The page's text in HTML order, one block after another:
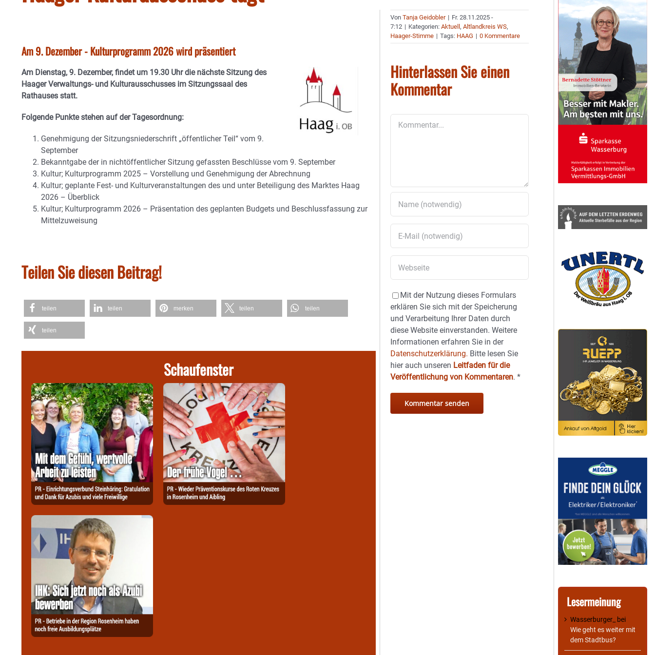
Am 9. Dezember - Kulturprogramm 2026 wird präsentiert
Am Dienstag, 9. Dezember, findet um 19.30 Uhr die nächste Sitzung des
Haager Verwaltungs- und Kulturausschusses im Sitzungssaal des
Rathauses statt.
Folgende Punkte stehen auf der Tagesordnung:
Genehmigung der Sitzungsniederschrift „öffentlicher Teil“ vom 9.
September
Bekanntgabe der in nichtöffentlicher Sitzung gefassten Beschlüsse vom 9. September
Kultur; Kulturprogramm 2025 – Vorstellung und Genehmigung der Abrechnung
Kultur; geplante Fest- und Kulturveranstaltungen des und unter Beteiligung des Marktes Haag
2026 – Überblick
Kultur; Kulturprogramm 2026 – Präsentation des geplanten Budgets und Beschlussfassung zur
Mittelzuweisung
Teilen Sie diesen Beitrag!
teilen teilen merken teilen teilen
teilen
Schaufenster
VonTanja Geidobler | Fr. 28.11.2025 -
7:12 | Kategorien:Aktuell,Altlandkreis WS,
Haager-Stimme | Tags: HAAG | 0 Kommentare
Hinterlassen Sie einen
Kommentar
Mit der Nutzung dieses Formulars
erklären Sie sich mit der Speicherung
und Verarbeitung Ihrer Daten durch
diese Website einverstanden. Weitere
Informationen erfahren Sie in der
Datenschutzerklärung. Bitte lesen Sie
hier auch unseren Leitfaden für die
Veröffentlichung von Kommentaren.*
Lesermeinung
Wasserburger_
bei
Wie geht es weiter mit
dem Stadtbus?